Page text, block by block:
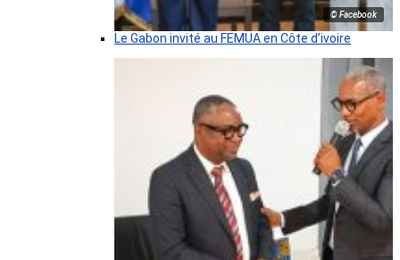
© Facebook
Le Gabon invité au FEMUA en Côte d’ivoire